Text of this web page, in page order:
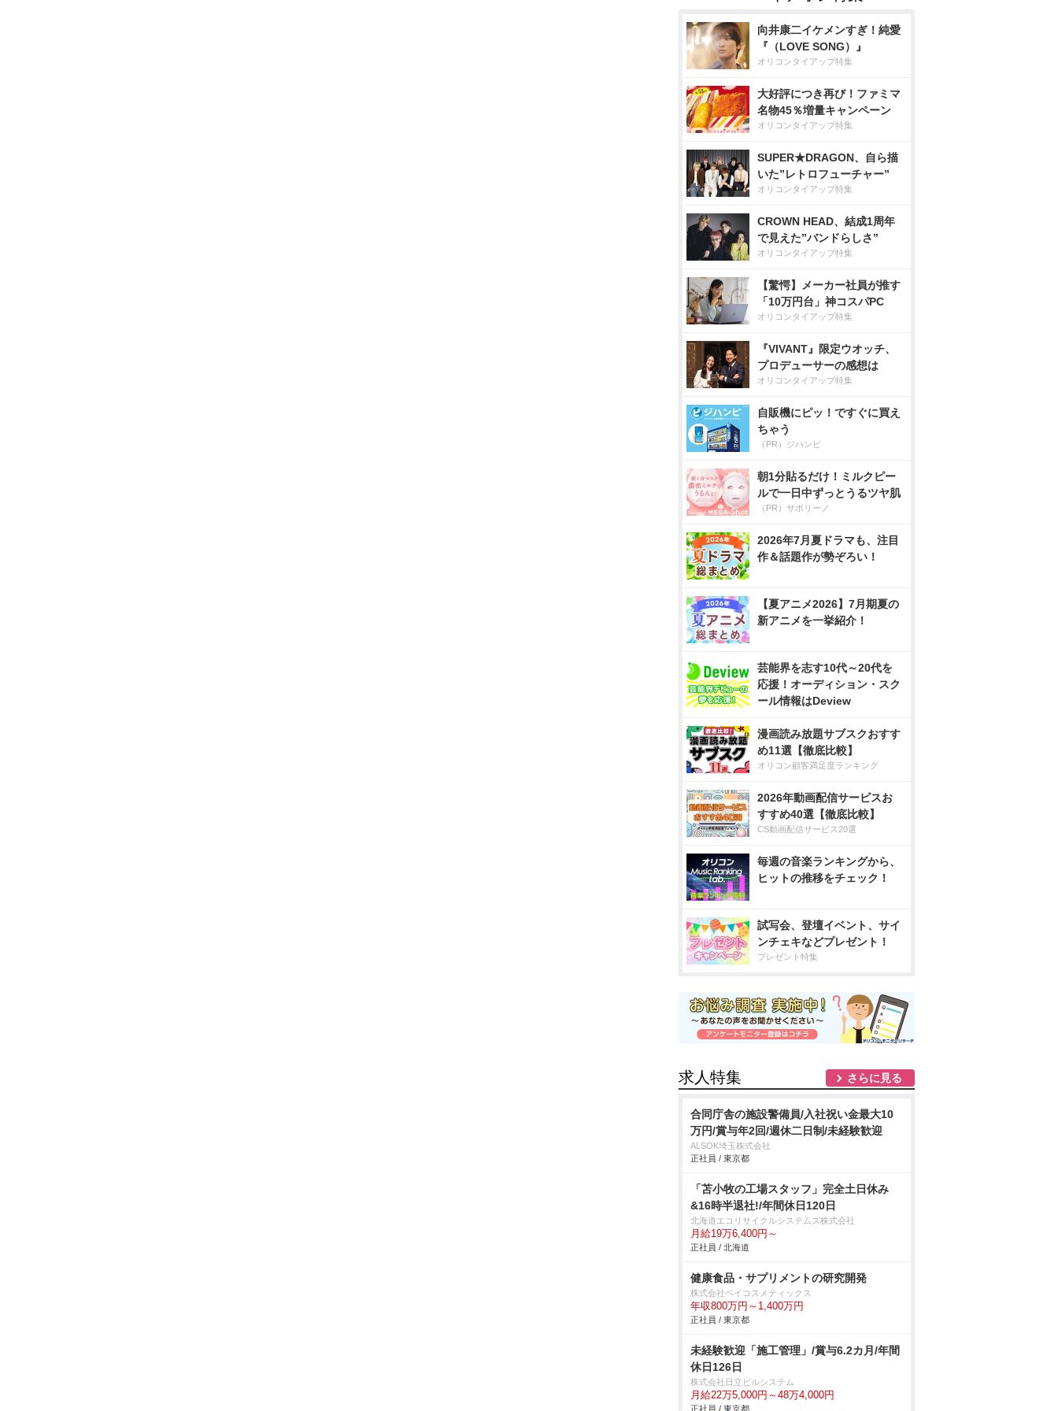
向井康二イケメンすぎ！純愛
『（LOVE SONG）』
オリコンタイアップ特集
大好評につき再び！ファミマ
名物45％増量キャンペーン
オリコンタイアップ特集
SUPER★DRAGON、自ら描
いた”レトロフューチャー”
オリコンタイアップ特集
CROWN HEAD、結成1周年
で見えた”バンドらしさ”
オリコンタイアップ特集
【驚愕】メーカー社員が推す
「10万円台」神コスパPC
オリコンタイアップ特集
『VIVANT』限定ウオッチ、
プロデューサーの感想は
オリコンタイアップ特集
自販機にピッ！ですぐに買え
ちゃう
（PR）ジハンピ
朝1分貼るだけ！ミルクピー
ルで一日中ずっとうるツヤ肌
（PR）サボリーノ
2026年7月夏ドラマも、注目
作＆話題作が勢ぞろい！
【夏アニメ2026】7月期夏の
新アニメを一挙紹介！
芸能界を志す10代～20代を
応援！オーディション・スク
ール情報はDeview
漫画読み放題サブスクおすす
め11選【徹底比較】
オリコン顧客満足度ランキング
2026年動画配信サービスお
すすめ40選【徹底比較】
CS動画配信サービス20選
毎週の音楽ランキングから、
ヒットの推移をチェック！
試写会、登壇イベント、サイ
ンチェキなどプレゼント！
プレゼント特集
求人特集 さらに見る
合同庁舎の施設警備員/入社祝い金最大10
万円/賞与年2回/週休二日制/未経験歓迎
ALSOK埼玉株式会社
正社員 / 東京都
「苫小牧の工場スタッフ」完全土日休み
&16時半退社!/年間休日120日
北海道エコリサイクルシステムズ株式会社
月給19万6,400円～
正社員 / 北海道
健康食品・サプリメントの研究開発
株式会社ベイコスメティックス
年収800万円～1,400万円
正社員 / 東京都
未経験歓迎「施工管理」/賞与6.2カ月/年間
休日126日
株式会社日立ビルシステム
月給22万5,000円～48万4,000円
正社員 / 東京都